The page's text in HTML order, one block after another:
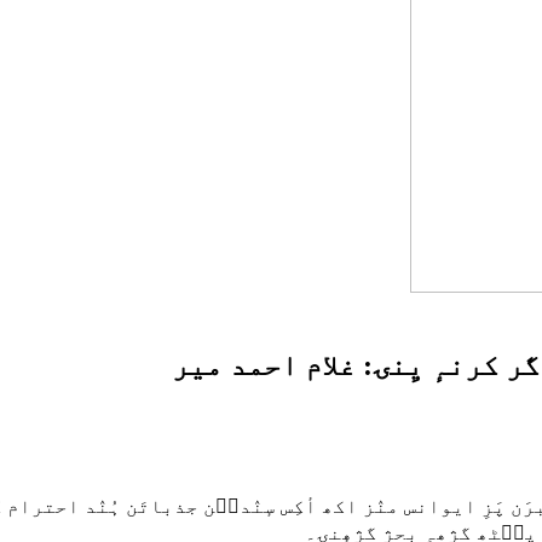
کرنہٕ یِنۍ: غلام احمد میر
پَزِ ایوانس منٛز اکھ أکِس سٕنٛدٮ۪ن جذباتَن ہُنٛد احترام
پٮ۪ٹھ گژھہِ بحژ گژھٕنۍ۔